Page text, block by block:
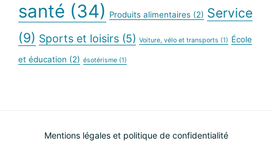
santé (34) Produits alimentaires (2) Service
(9) Sports et loisirs (5) Voiture, vélo et transports (1) École
et éducation (2) ésotérisme (1)
Mentions légales et politique de confidentialité